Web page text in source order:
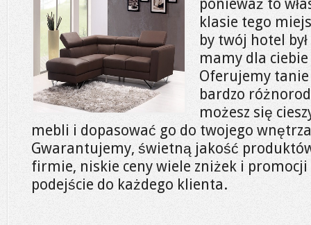
ponieważ to
klasie tego
by twój hotel
mamy dla
Oferujemy
bardzo
możesz się
mebli i dopasować go do twojego
Gwarantujemy, świetną jakość
firmie, niskie ceny wiele zniżek i
podejście do każdego klienta.